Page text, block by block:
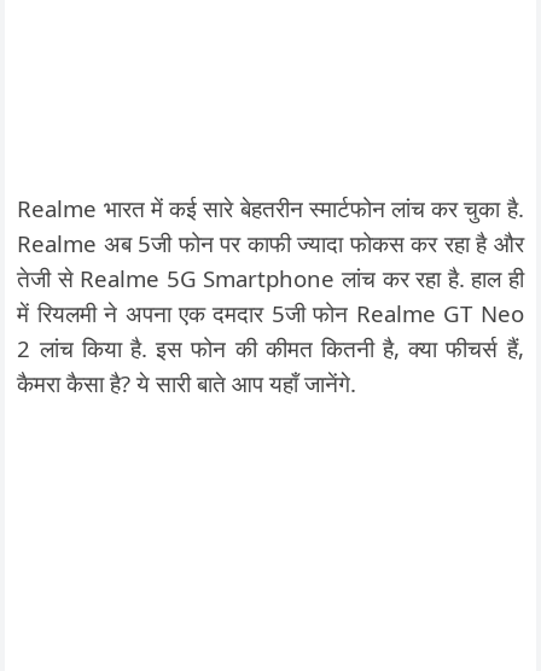
Realme भारत में कई सारे बेहतरीन स्मार्टफोन लांच कर चुका है.
Realme अब 5जी फोन पर काफी ज्यादा फोकस कर रहा है और
तेजी से Realme 5G Smartphone लांच कर रहा है. हाल ही
में रियलमी ने अपना एक दमदार 5जी फोन Realme GT Neo
2 लांच किया है. इस फोन की कीमत कितनी है, क्या फीचर्स हैं,
कैमरा कैसा है? ये सारी बाते आप यहाँ जानेंगे.